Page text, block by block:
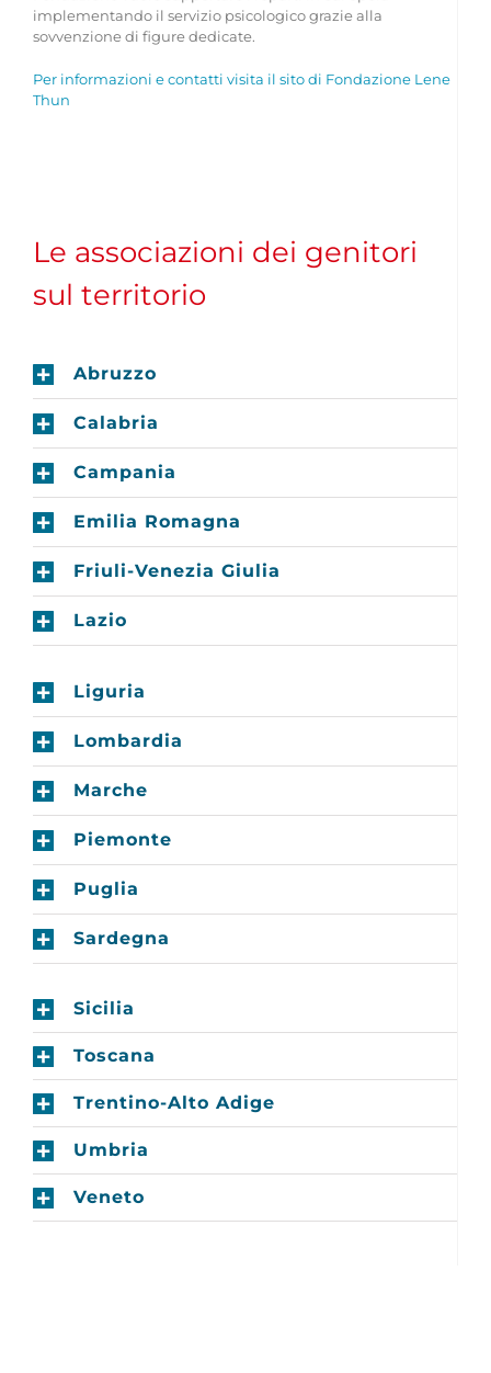
implementando il servizio psicologico grazie alla
sovvenzione di figure dedicate.
Per informazioni e contatti visita il sito di Fondazione Lene
Thun
Le associazioni dei genitori
sul territorio
Abruzzo
Calabria
Campania
Emilia Romagna
Friuli-Venezia Giulia
Lazio
Liguria
Lombardia
Marche
Piemonte
Puglia
Sardegna
Sicilia
Toscana
Trentino-Alto Adige
Umbria
Veneto